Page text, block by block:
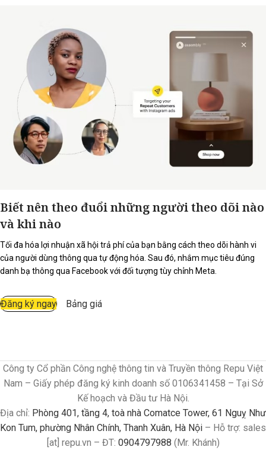
Biết nên theo đuổi những người theo dõi nào
và khi nào
Tối đa hóa lợi nhuận xã hội trả phí của bạn bằng cách theo dõi hành vi
của người dùng thông qua tự động hóa. Sau đó, nhắm mục tiêu đúng
danh bạ thông qua Facebook với đối tượng tùy chỉnh Meta.
Đăng ký ngay Bảng giá
Công ty Cổ phần Công nghệ thông tin và Truyền thông Repu Việt
Nam – Giấy phép đăng ký kinh doanh số 0106341458 – Tại Sở
Kế hoạch và Đầu tư Hà Nội.
Địa chỉ: Phòng 401, tầng 4, toà nhà Comatce Tower, 61 Nguỵ Như
Kon Tum, phường Nhân Chính, Thanh Xuân, Hà Nội – Hỗ trợ: sales
[at] repu.vn – ĐT: 0904797988 (Mr. Khánh)